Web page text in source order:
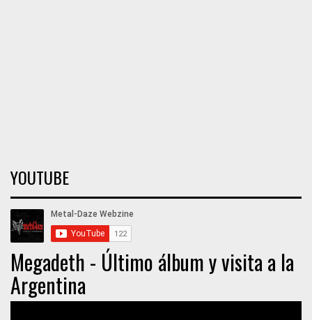
YOUTUBE
Megadeth - Último álbum y visita a la
Argentina